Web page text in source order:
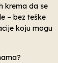
krema da se
– bez teške
koju mogu